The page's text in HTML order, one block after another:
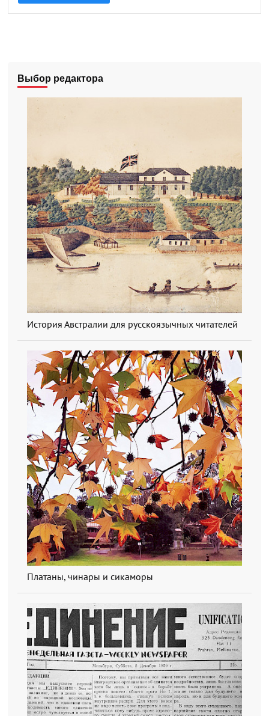
Выбор редактора
История Австралии для русскоязычных читателей
Платаны, чинары и сикаморы